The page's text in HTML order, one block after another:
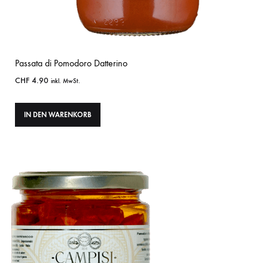
Passata di Pomodoro Datterino
CHF 4.90 inkl. MwSt.
IN DEN WARENKORB